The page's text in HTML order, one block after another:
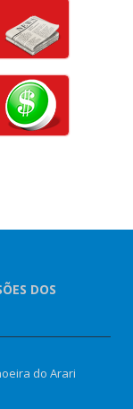
DOS
do Arari